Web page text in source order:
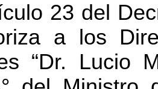
23 del
a los
“Dr. Lucio